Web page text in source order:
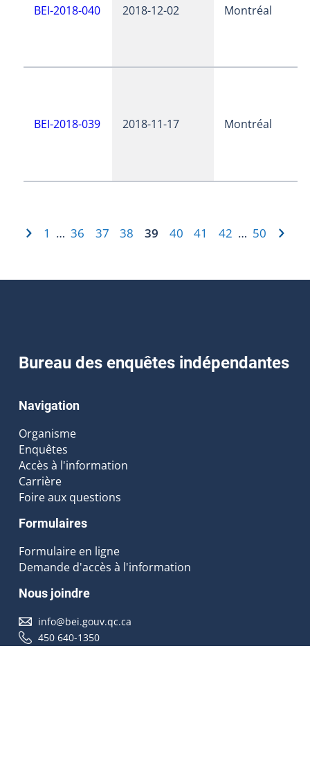
BEI-2018-040 2018-12-02 Montréal
BEI-2018-039 2018-11-17 Montréal
1 … 36 37 38 39 40 41 42 … 50
Bureau des enquêtes indépendantes
Navigation
Organisme
Enquêtes
Accès à l'information
Carrière
Foire aux questions
Formulaires
Formulaire en ligne
Demande d'accès à l'information
Nous joindre
info@bei.gouv.qc.ca
450 640-1350